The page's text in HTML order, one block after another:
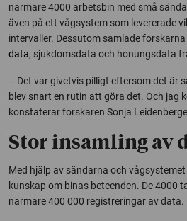
närmare 4000 arbetsbin med små
även på ett vågsystem som levererade
intervaller. Dessutom samlade
data, sjukdomsdata och honungsdata
– Det var givetvis pilligt eftersom det är
blev snart en rutin att göra det. Och jag
konstaterar forskaren Sonja
Stor insamling av
Med hjälp av sändarna och
kunskap om binas beteenden. De 4000
närmare 400 000 registreringar av data.